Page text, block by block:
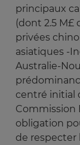
principaux
(dont 2.5 M£
privées
asiatiques -
Australie-
centré initial
Commission
obligation
de respecter